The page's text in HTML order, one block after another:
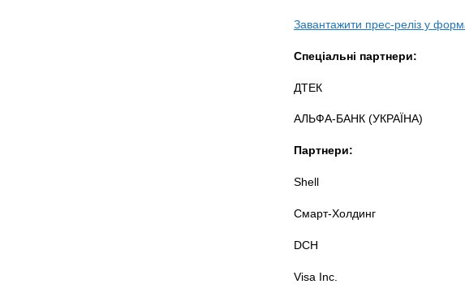
Завантажити прес-реліз у
Спеціальні партнери:
ДТЕК
АЛЬФА-БАНК (УКРАЇНА)
Партнери:
Shell
Смарт-Холдинг
DCH
Visa Inc.